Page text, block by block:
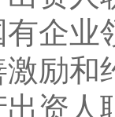
企
励和
人